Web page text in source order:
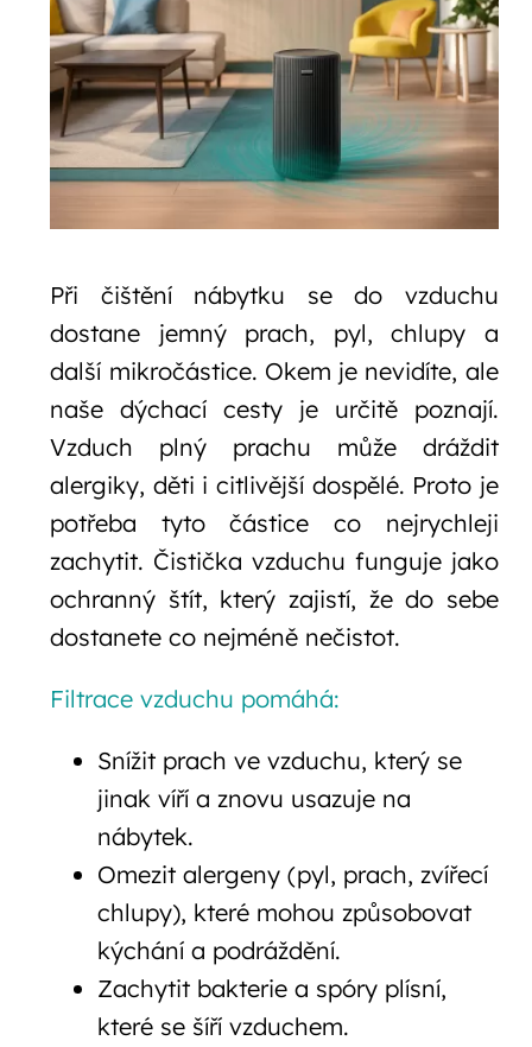
Při čištění nábytku se do vzduchu
dostane jemný prach, pyl, chlupy a
další mikročástice. Okem je nevidíte, ale
naše dýchací cesty je určitě poznají.
Vzduch plný prachu může dráždit
alergiky, děti i citlivější dospělé. Proto je
potřeba tyto částice co nejrychleji
zachytit. Čistička vzduchu funguje jako
ochranný štít, který zajistí, že do sebe
dostanete co nejméně nečistot.
Filtrace vzduchu pomáhá:
Snížit prach ve vzduchu, který se
jinak víří a znovu usazuje na
nábytek.
Omezit alergeny (pyl, prach, zvířecí
chlupy), které mohou způsobovat
kýchání a podráždění.
Zachytit bakterie a spóry plísní,
které se šíří vzduchem.